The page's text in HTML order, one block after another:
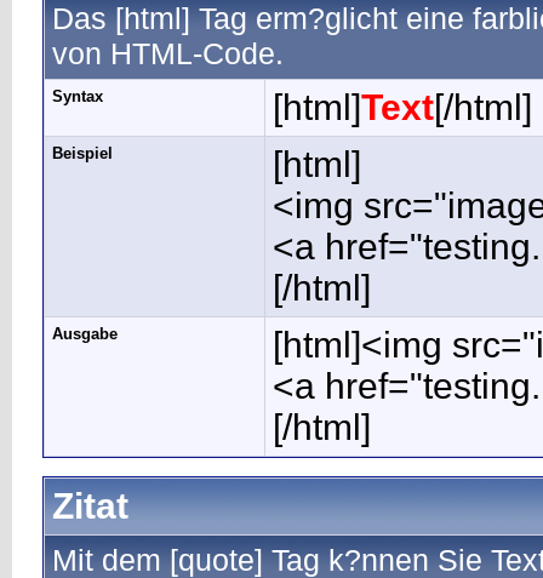
Das [html] Tag erm?glicht eine
von HTML-Code.
Syntax [html]Text[/html]
Beispiel
[html]
<img
<a
[/html]
Ausgabe
[html]<img
<a
[/html]
Zitat
Mit dem [quote] Tag k?nnen Sie